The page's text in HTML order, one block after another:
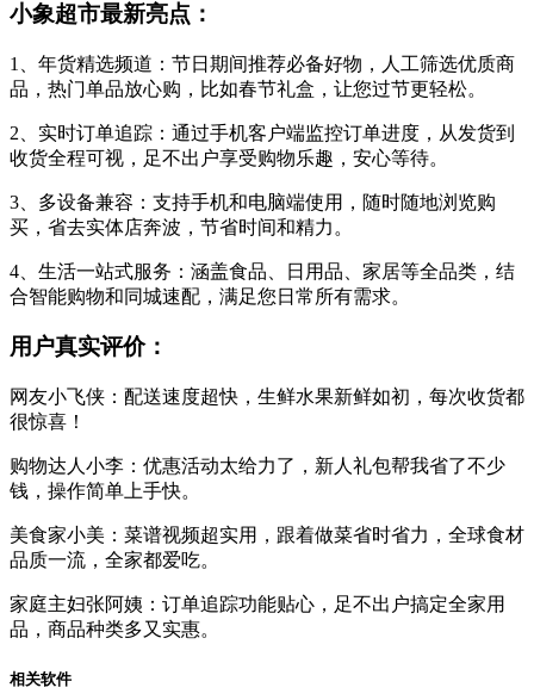
小象超市最新亮点：
1、年货精选频道：节日期间推荐必备好物，人工筛选优质商
品，热门单品放心购，比如春节礼盒，让您过节更轻松。
2、实时订单追踪：通过手机客户端监控订单进度，从发货到
收货全程可视，足不出户享受购物乐趣，安心等待。
3、多设备兼容：支持手机和电脑端使用，随时随地浏览购
买，省去实体店奔波，节省时间和精力。
4、生活一站式服务：涵盖食品、日用品、家居等全品类，结
合智能购物和同城速配，满足您日常所有需求。
用户真实评价：
网友小飞侠：配送速度超快，生鲜水果新鲜如初，每次收货都
很惊喜！
购物达人小李：优惠活动太给力了，新人礼包帮我省了不少
钱，操作简单上手快。
美食家小美：菜谱视频超实用，跟着做菜省时省力，全球食材
品质一流，全家都爱吃。
家庭主妇张阿姨：订单追踪功能贴心，足不出户搞定全家用
品，商品种类多又实惠。
相关软件